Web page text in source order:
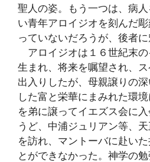
聖人の姿。もう一つは、病
い青年アロイジオを刻んだ
っていないだろうが、後者に
アロイジオは１６世紀末の
生まれ、将来を嘱望され、
出入りしたが、母親譲りの
した富と栄華にまみれた環
を弟に譲ってイエズス会に
うど、中浦ジュリアン等、
を訪れ、マントーバに赴い
とができなかった。神学の勉